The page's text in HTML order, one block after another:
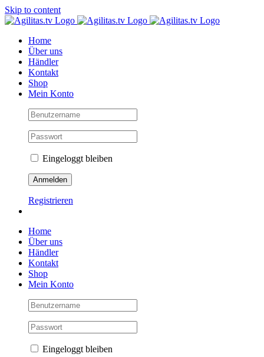
Skip to content
Home
Über uns
Händler
Kontakt
Shop
Mein Konto
Eingeloggt bleiben
Registrieren
Home
Über uns
Händler
Kontakt
Shop
Mein Konto
Eingeloggt bleiben